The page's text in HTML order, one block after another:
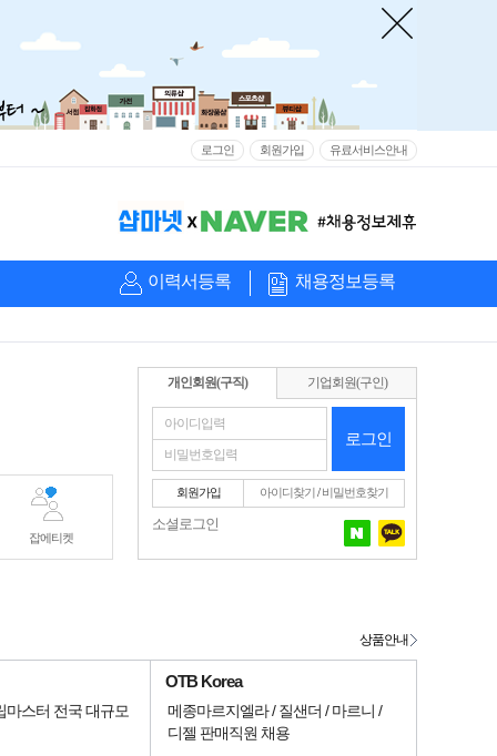
로그인 회원가입 유료서비스안내
이력서등록 채용정보등록
잡에티켓
개인회원(구직) 기업회원(구인)
로그인
회원가입 아이디찾기/비밀번호찾기
소셜로그인
마스터 전국 대규모
OTB Korea
메종마르지엘라 / 질샌더 / 마르니 /
디젤 판매직원 채용
상품안내